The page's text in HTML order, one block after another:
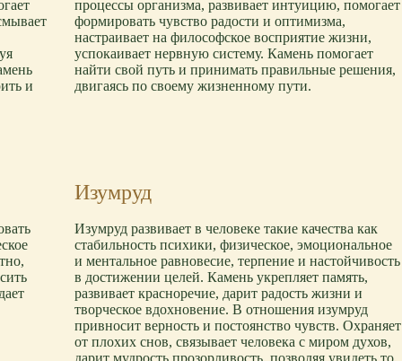
и
процессы организма, развивает интуицию, помогает
формировать чувство радости и оптимизма,
настраивает на философское восприятие жизни,
успокаивает нервную систему. Камень помогает
найти свой путь и принимать правильные решения,
двигаясь по своему жизненному пути.
Изумруд
Изумруд развивает в человеке такие качества как
стабильность психики, физическое, эмоциональное
и ментальное равновесие, терпение и настойчивость
в достижении целей. Камень укрепляет память,
развивает красноречие, дарит радость жизни и
творческое вдохновение. В отношения изумруд
привносит верность и постоянство чувств. Охраняет
от плохих снов, связывает человека с миром духов,